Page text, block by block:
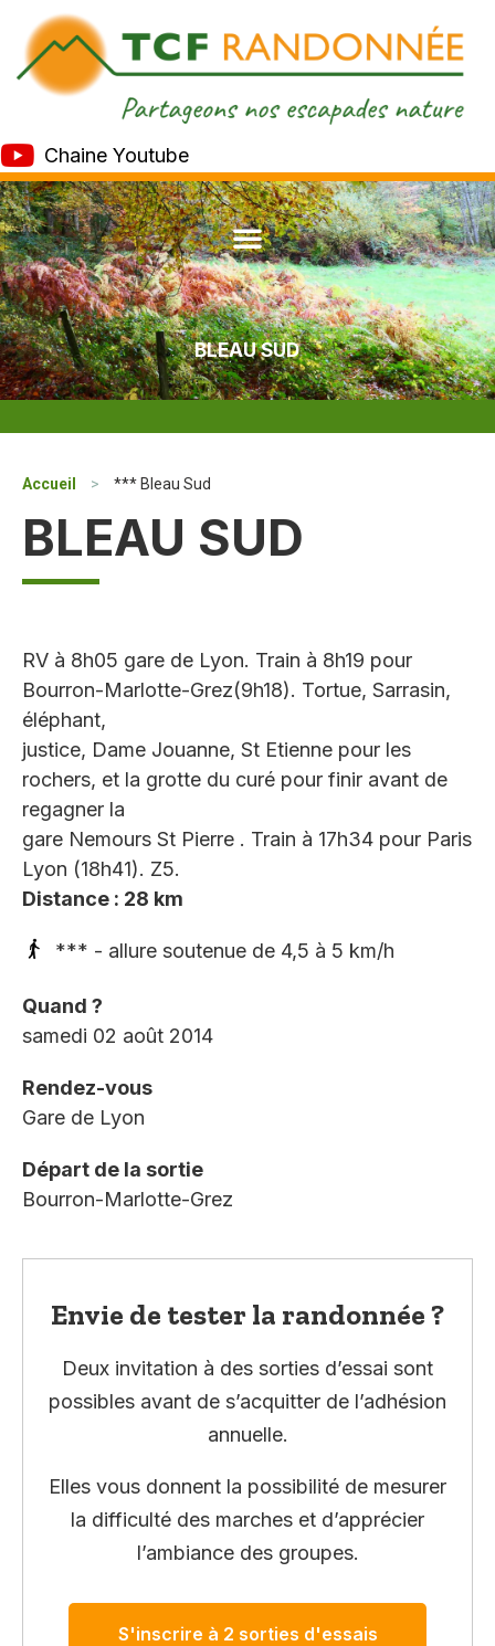
Chaine Youtube
BLEAU SUD
Accueil > *** Bleau Sud
BLEAU SUD
RV à 8h05 gare de Lyon. Train à 8h19 pour
Bourron-Marlotte-Grez(9h18). Tortue, Sarrasin,
éléphant,
justice, Dame Jouanne, St Etienne pour les
rochers, et la grotte du curé pour finir avant de
regagner la
gare Nemours St Pierre . Train à 17h34 pour Paris
Lyon (18h41). Z5.
Distance : 28 km
*** - allure soutenue de 4,5 à 5 km/h
Quand ?
samedi 02 août 2014
Rendez-vous
Gare de Lyon
Départ de la sortie
Bourron-Marlotte-Grez
Envie de tester la randonnée ?
Deux invitation à des sorties d’essai sont
possibles avant de s’acquitter de l’adhésion
annuelle.
Elles vous donnent la possibilité de mesurer
la difficulté des marches et d’apprécier
l’ambiance des groupes.
S'inscrire à 2 sorties d'essais